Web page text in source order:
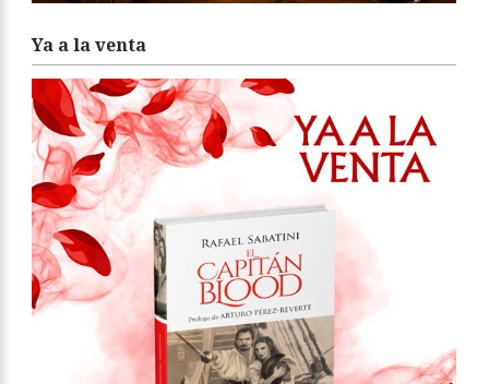
Ya a la venta